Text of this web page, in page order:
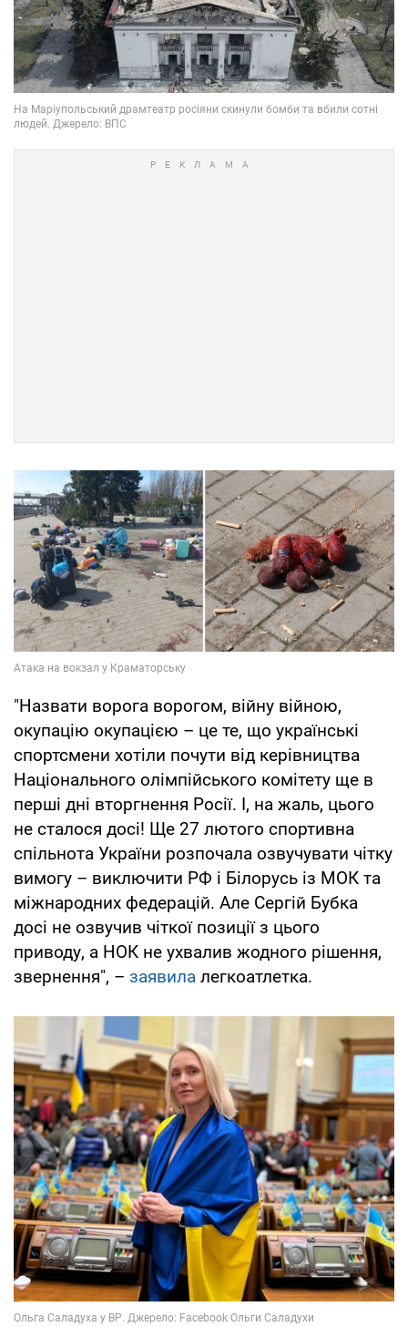
"Назвати ворога ворогом, війну війною,
окупацію окупацією – це те, що українські
спортсмени хотіли почути від керівництва
Національного олімпійського комітету ще в
перші дні вторгнення Росії. І, на жаль, цього
не сталося досі! Ще 27 лютого спортивна
спільнота України розпочала озвучувати чітку
вимогу – виключити РФ і Білорусь із МОК та
міжнародних федерацій. Але Сергій Бубка
досі не озвучив чіткої позиції з цього
приводу, а НОК не ухвалив жодного рішення,
звернення", – заявила легкоатлетка.